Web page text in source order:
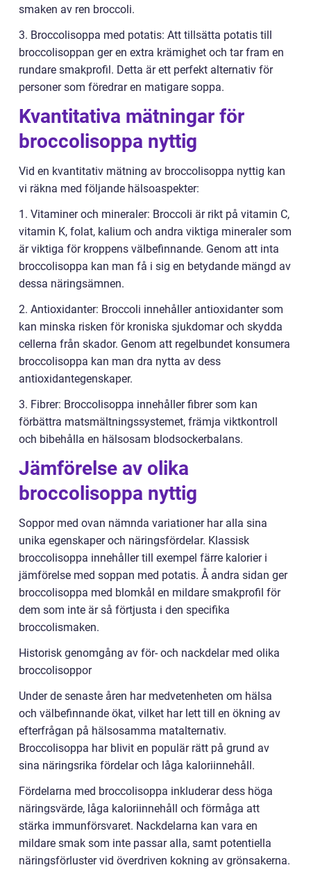
smaken av ren broccoli.
3. Broccolisoppa med potatis: Att tillsätta potatis till
broccolisoppan ger en extra krämighet och tar fram en
rundare smakprofil. Detta är ett perfekt alternativ för
personer som föredrar en matigare soppa.
Kvantitativa mätningar för
broccolisoppa nyttig
Vid en kvantitativ mätning av broccolisoppa nyttig kan
vi räkna med följande hälsoaspekter:
1. Vitaminer och mineraler: Broccoli är rikt på vitamin C,
vitamin K, folat, kalium och andra viktiga mineraler som
är viktiga för kroppens välbefinnande. Genom att inta
broccolisoppa kan man få i sig en betydande mängd av
dessa näringsämnen.
2. Antioxidanter: Broccoli innehåller antioxidanter som
kan minska risken för kroniska sjukdomar och skydda
cellerna från skador. Genom att regelbundet konsumera
broccolisoppa kan man dra nytta av dess
antioxidantegenskaper.
3. Fibrer: Broccolisoppa innehåller fibrer som kan
förbättra matsmältningssystemet, främja viktkontroll
och bibehålla en hälsosam blodsockerbalans.
Jämförelse av olika
broccolisoppa nyttig
Soppor med ovan nämnda variationer har alla sina
unika egenskaper och näringsfördelar. Klassisk
broccolisoppa innehåller till exempel färre kalorier i
jämförelse med soppan med potatis. Å andra sidan ger
broccolisoppa med blomkål en mildare smakprofil för
dem som inte är så förtjusta i den specifika
broccolismaken.
Historisk genomgång av för- och nackdelar med olika
broccolisoppor
Under de senaste åren har medvetenheten om hälsa
och välbefinnande ökat, vilket har lett till en ökning av
efterfrågan på hälsosamma matalternativ.
Broccolisoppa har blivit en populär rätt på grund av
sina näringsrika fördelar och låga kaloriinnehåll.
Fördelarna med broccolisoppa inkluderar dess höga
näringsvärde, låga kaloriinnehåll och förmåga att
stärka immunförsvaret. Nackdelarna kan vara en
mildare smak som inte passar alla, samt potentiella
näringsförluster vid överdriven kokning av grönsakerna.